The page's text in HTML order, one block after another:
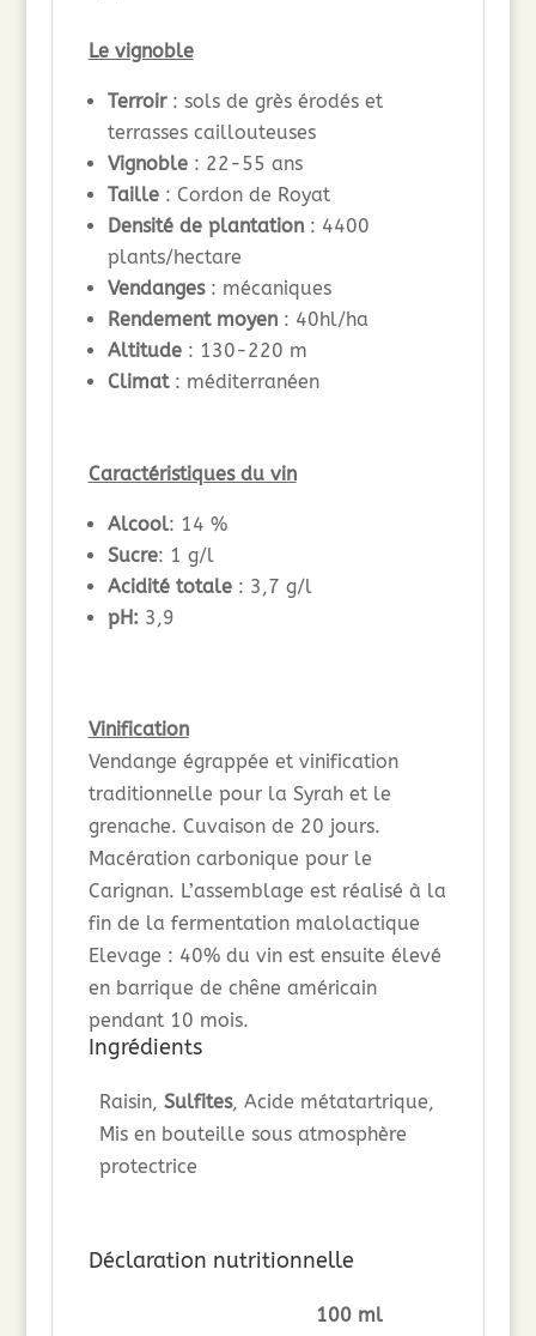
Le vignoble
Terroir: sols de grès érodés et
terrasses caillouteuses
Vignoble: 22-55 ans
Taille: Cordon de Royat
Densité de plantation: 4400
plants/hectare
Vendanges: mécaniques
Rendement moyen: 40hl/ha
Altitude: 130-220 m
Climat: méditerranéen
Caractéristiques du vin
Alcool: 14 %
Sucre: 1 g/l
Acidité totale: 3,7 g/l
pH: 3,9
Vinification
Vendange égrappée et vinification
traditionnelle pour la Syrah et le
grenache. Cuvaison de 20 jours.
Macération carbonique pour le
Carignan. L’assemblage est réalisé à la
fin de la fermentation malolactique
Elevage : 40% du vin est ensuite élevé
en barrique de chêne américain
pendant 10 mois.
Ingrédients
Raisin, Sulfites, Acide métatartrique,
Mis en bouteille sous atmosphère
protectrice
Déclaration nutritionnelle
100 ml